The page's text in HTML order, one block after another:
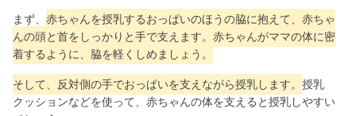
まず、 赤ちゃんを授乳するおっぱいのほうの脇に抱えて、赤ちゃ
んの頭と首をしっかりと手で支えます。赤ちゃんがママの体に密
着するように、脇を軽くしめましょう。
そして、反対側の手でおっぱいを支えながら授乳します。 授乳
クッションなどを使って、赤ちゃんの体を支えると授乳しやすい